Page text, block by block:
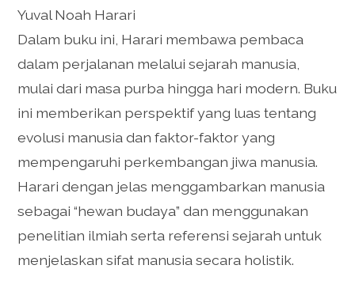
Yuval Noah Harari
Dalam buku ini, Harari membawa pembaca
dalam perjalanan melalui sejarah manusia,
mulai dari masa purba hingga hari modern. Buku
ini memberikan perspektif yang luas tentang
evolusi manusia dan faktor-faktor yang
mempengaruhi perkembangan jiwa manusia.
Harari dengan jelas menggambarkan manusia
sebagai “hewan budaya” dan menggunakan
penelitian ilmiah serta referensi sejarah untuk
menjelaskan sifat manusia secara holistik.